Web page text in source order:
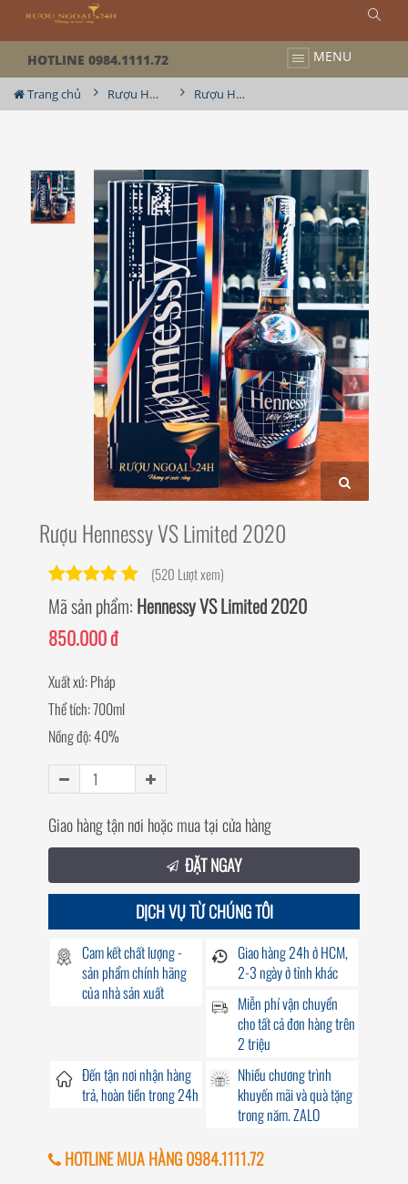
HOTLINE 0984.1111.72 MENU
Trang chủ Rượu Hennessy Rượu Hennessy VS Limited 2020
Rượu Hennessy VS Limited 2020
(520 Lượt xem)
Mã sản phẩm: Hennessy VS Limited 2020
850.000 đ
Xuất xứ: Pháp
Thể tích: 700ml
Nồng độ: 40%
Giao hàng tận nơi hoặc mua tại cửa hàng
ĐẶT NGAY
DỊCH VỤ TỪ CHÚNG TÔI
Cam kết chất lượng -
sản phẩm chính hãng
của nhà sản xuất
Giao hàng24hở HCM,
2-3 ngày ở tỉnh khác
Miễn phí vận chuyển
cho tất cả đơn hàng trên
2 triệu
Đếntận nơinhận hàng
trả, hoàn tiền trong24h
Nhiều chương trình
khuyến mãivà quà tặng
trong năm. ZALO
HOTLINE MUA HÀNG 0984.1111.72